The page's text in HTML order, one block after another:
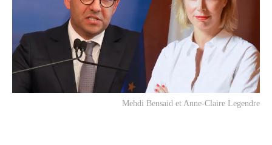
Mehdi Bensaid et Anne-Claire Legendre